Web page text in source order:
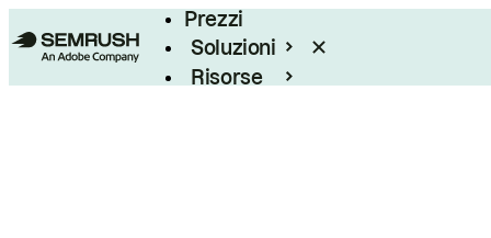
Prezzi
Soluzioni
Risorse